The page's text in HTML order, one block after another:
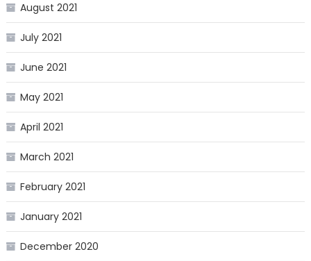
August 2021
July 2021
June 2021
May 2021
April 2021
March 2021
February 2021
January 2021
December 2020